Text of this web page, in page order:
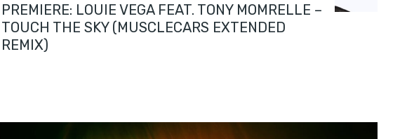
PREMIERE: LOUIE VEGA FEAT. TONY MOMRELLE –
TOUCH THE SKY (MUSCLECARS EXTENDED
REMIX)